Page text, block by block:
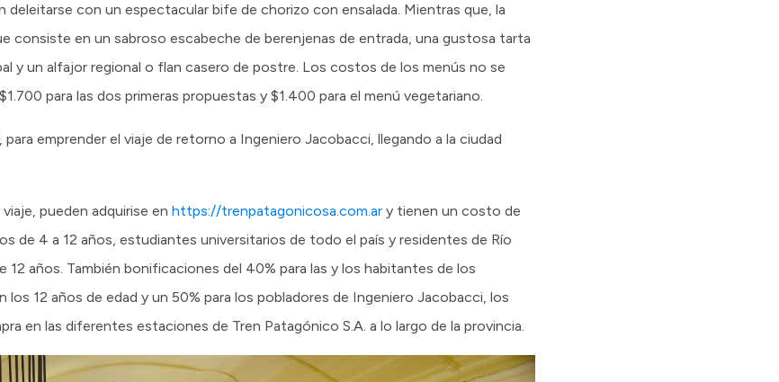
deleitarse con un espectacular bife de chorizo con ensalada. Mientras que, la
consiste en un sabroso escabeche de berenjenas de entrada, una gustosa tarta
y un alfajor regional o flan casero de postre. Los costos de los menús no se
para las dos primeras propuestas y $1.400 para el menú vegetariano.
para emprender el viaje de retorno a Ingeniero Jacobacci, llegando a la ciudad
pueden adquirise en https://trenpatagonicosa.com.ar y tienen un costo de
de 4 a 12 años, estudiantes universitarios de todo el país y residentes de Río
12 años. También bonificaciones del 40% para las y los habitantes de los
12 años de edad y un 50% para los pobladores de Ingeniero Jacobacci, los
en las diferentes estaciones de Tren Patagónico S.A. a lo largo de la provincia.